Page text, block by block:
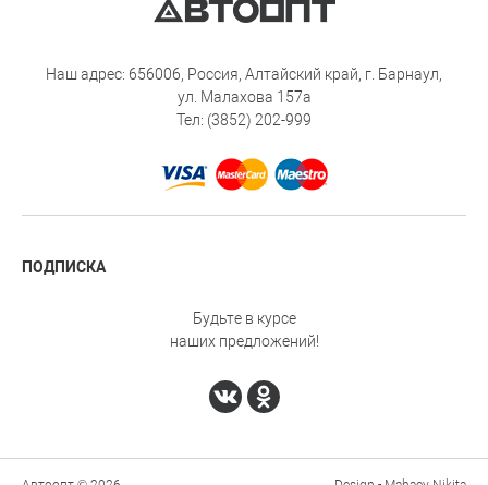
Наш адрес: 656006, Россия, Алтайский край, г. Барнаул,
ул. Малахова 157а
Тел: (3852) 202-999
ПОДПИСКА
Будьте в курсе
наших предложений!